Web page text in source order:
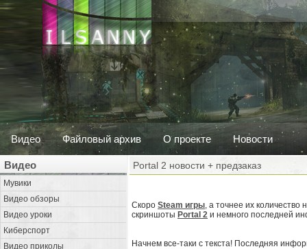
Видео Файловый архив О проекте Новости
Видео
Мувики
Видео обзоры
Видео уроки
Киберспорт
Видео приколы
Portal 2 новости + предзаказ
Скоро Steam игры, а точнее их количество
скриншоты Portal 2 и немного последней
Начнем все-таки с текста! Последняя